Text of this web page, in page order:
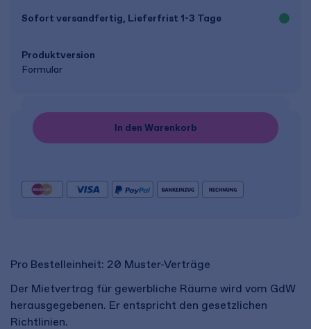
Pro Bestelleinheit: 20 Muster-Verträge
Der Mietvertrag für gewerbliche Räume wird vom GdW
herausgegebenen. Er entspricht den gesetzlichen
Richtlinien.
Sofort versandfertig, Lieferfrist 1-3 Tage
Produkt­version
Formular
In den Warenkorb